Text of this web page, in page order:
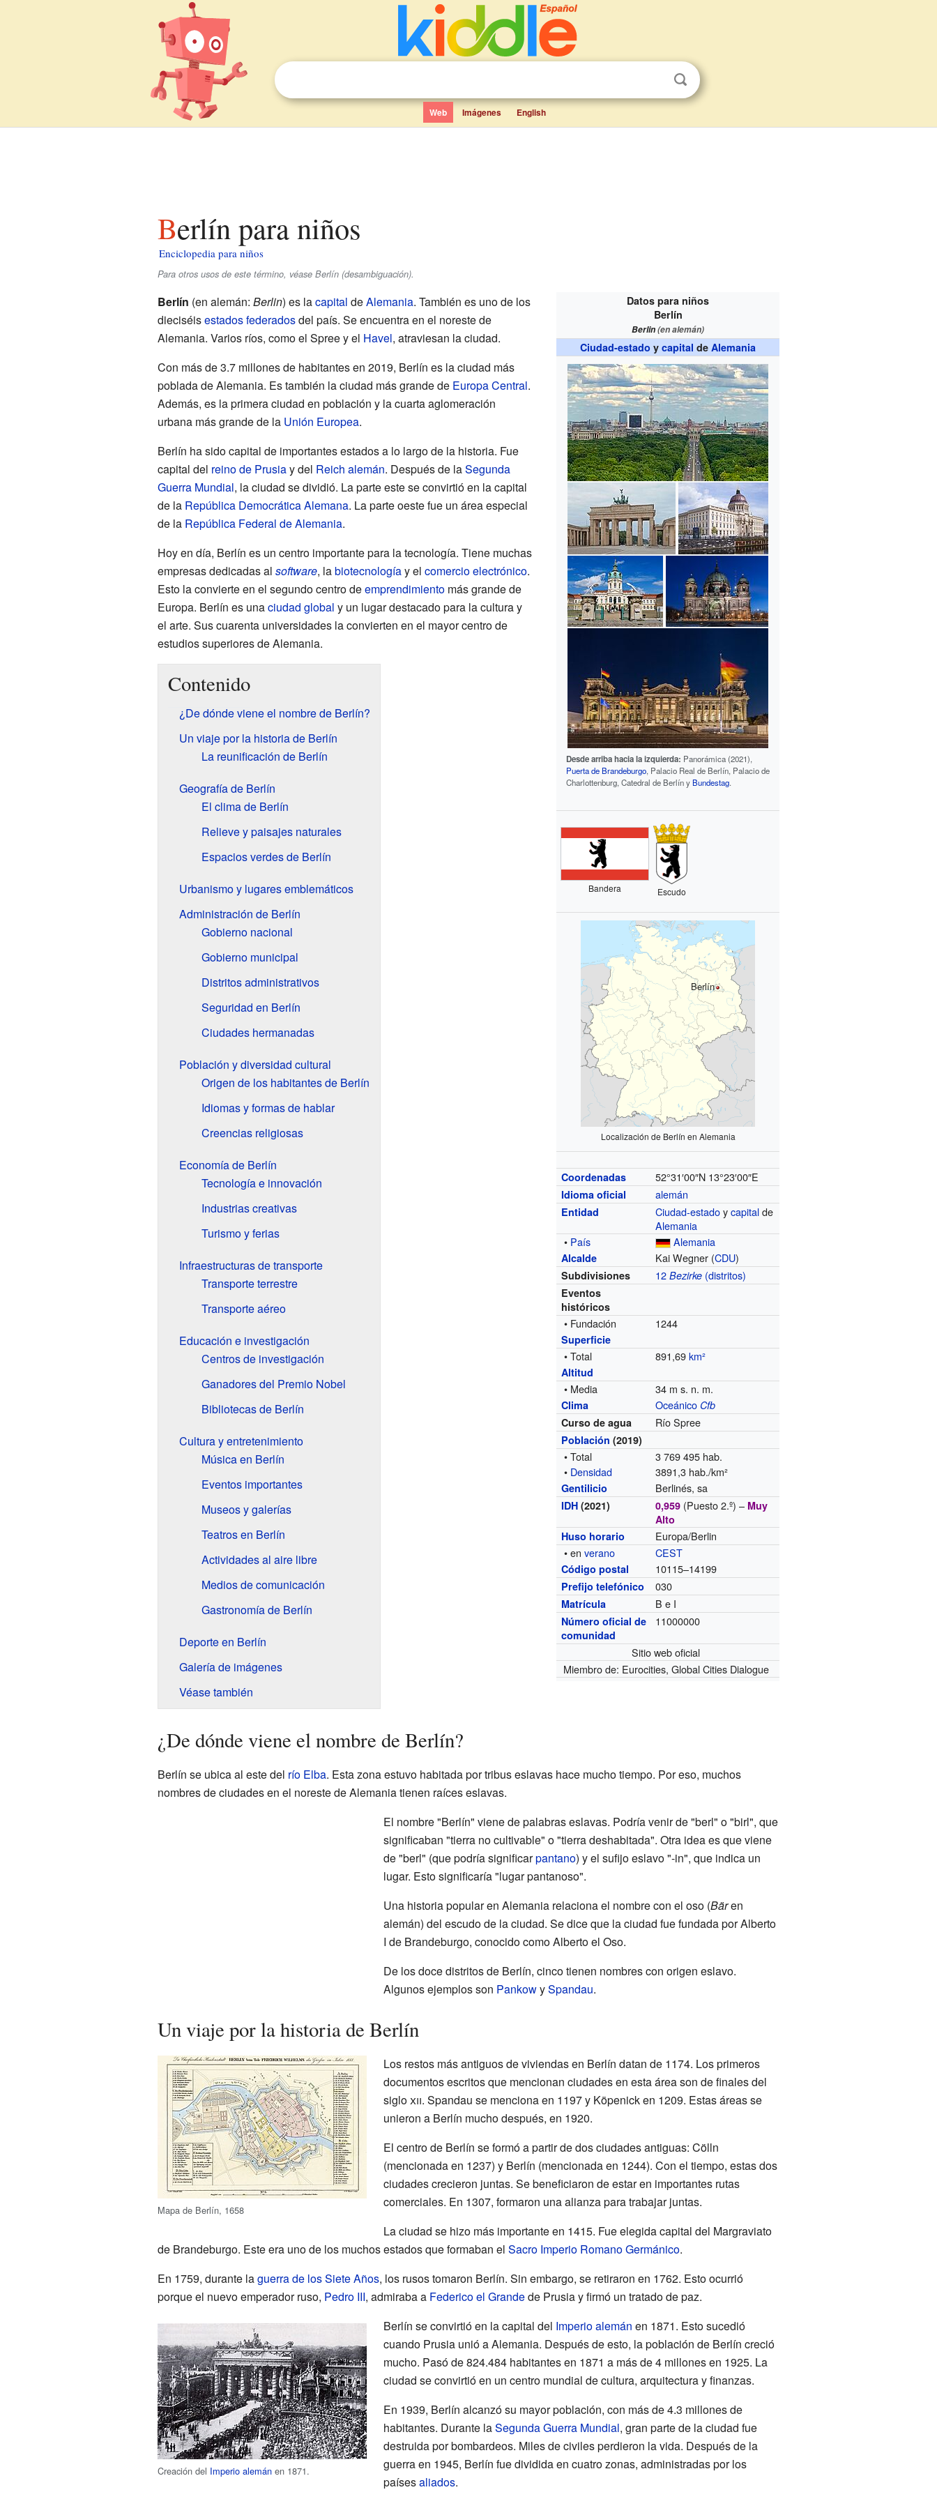
Web Imágenes English
Berlín para niños
Enciclopedia para niños
Para otros usos de este término, véase Berlín (desambiguación).
Datos para niños
Berlín
Berlin(en alemán)
Ciudad-estado ycapital deAlemania
Desde arriba hacia la izquierda: Panorámica (2021),
Puerta de Brandeburgo, Palacio Real de Berlín, Palacio de
Charlottenburg, Catedral de Berlín y Bundestag.
Bandera Escudo
Berlín
Localización de Berlín en Alemania
Coordenadas 52°31′00″N 13°23′00″E
Idioma oficial alemán
Entidad Ciudad-estadoycapitalde
Alemania
• País Alemania
Alcalde Kai Wegner (CDU)
Subdivisiones 12Bezirke (distritos)
Eventos
históricos
• Fundación 1244
Superficie
• Total 891,69km²
Altitud
• Media 34 m s. n. m.
Clima Oceánico Cfb
Curso de agua
Río Spree
Población (2019)
• Total
3 769 495 hab.
• Densidad 3891,3 hab./km²
Gentilicio Berlinés, sa
IDH (2021) 0,959 (Puesto 2.º) – Muy
Alto
Huso horario
Europa/Berlin
• enverano CEST
Código postal 10115–14199
Prefijo telefónico 030
Matrícula B e I
Número oficial de
comunidad
11000000
Sitio web oficial
Miembro de: Eurocities, Global Cities Dialogue
Berlín (en alemán: Berlin) es lacapital deAlemania. También es uno de los
dieciséisestados federadosdel país. Se encuentra en el noreste de
Alemania. Varios ríos, como el Spree y el Havel, atraviesan la ciudad.
Con más de 3.7 millones de habitantes en 2019, Berlín es la ciudad más
poblada de Alemania. Es también la ciudad más grande de Europa Central.
Además, es la primera ciudad en población y la cuarta aglomeración
urbana más grande de la Unión Europea.
Berlín ha sido capital de importantes estados a lo largo de la historia. Fue
capital del reino de Prusiay del Reich alemán. Después de laSegunda
Guerra Mundial, la ciudad se dividió. La parte este se convirtió en la capital
de la República Democrática Alemana. La parte oeste fue un área especial
de la República Federal de Alemania.
Hoy en día, Berlín es un centro importante para la tecnología. Tiene muchas
empresas dedicadas al software, labiotecnologíay el comercio electrónico.
Esto la convierte en el segundo centro deemprendimientomás grande de
Europa. Berlín es unaciudad global y un lugar destacado para la cultura y
el arte. Sus cuarenta universidades la convierten en el mayor centro de
estudios superiores de Alemania.
Contenido
¿De dónde viene el nombre de Berlín?
Un viaje por la historia de Berlín
La reunificación de Berlín
Geografía de Berlín
El clima de Berlín
Relieve y paisajes naturales
Espacios verdes de Berlín
Urbanismo y lugares emblemáticos
Administración de Berlín
Gobierno nacional
Gobierno municipal
Distritos administrativos
Seguridad en Berlín
Ciudades hermanadas
Población y diversidad cultural
Origen de los habitantes de Berlín
Idiomas y formas de hablar
Creencias religiosas
Economía de Berlín
Tecnología e innovación
Industrias creativas
Turismo y ferias
Infraestructuras de transporte
Transporte terrestre
Transporte aéreo
Educación e investigación
Centros de investigación
Ganadores del Premio Nobel
Bibliotecas de Berlín
Cultura y entretenimiento
Música en Berlín
Eventos importantes
Museos y galerías
Teatros en Berlín
Actividades al aire libre
Medios de comunicación
Gastronomía de Berlín
Deporte en Berlín
Galería de imágenes
Véase también
¿De dónde viene el nombre de Berlín?
Berlín se ubica al este del río Elba. Esta zona estuvo habitada por tribus eslavas hace mucho tiempo. Por eso, muchos
nombres de ciudades en el noreste de Alemania tienen raíces eslavas.
El nombre "Berlín" viene de palabras eslavas. Podría venir de "berl" o "birl", que
significaban "tierra no cultivable" o "tierra deshabitada". Otra idea es que viene
de "berl" (que podría significarpantano) y el sufijo eslavo "-in", que indica un
lugar. Esto significaría "lugar pantanoso".
Una historia popular en Alemania relaciona el nombre con el oso (Bären
alemán) del escudo de la ciudad. Se dice que la ciudad fue fundada por Alberto
I de Brandeburgo, conocido como Alberto el Oso.
De los doce distritos de Berlín, cinco tienen nombres con origen eslavo.
Algunos ejemplos son PankowySpandau.
Un viaje por la historia de Berlín
Mapa de Berlín, 1658
Los restos más antiguos de viviendas en Berlín datan de 1174. Los primeros
documentos escritos que mencionan ciudades en esta área son de finales del
sigloxii. Spandau se menciona en 1197 y Köpenick en 1209. Estas áreas se
unieron a Berlín mucho después, en 1920.
El centro de Berlín se formó a partir de dos ciudades antiguas: Cölln
(mencionada en 1237) y Berlín (mencionada en 1244). Con el tiempo, estas dos
ciudades crecieron juntas. Se beneficiaron de estar en importantes rutas
comerciales. En 1307, formaron una alianza para trabajar juntas.
La ciudad se hizo más importante en 1415. Fue elegida capital del Margraviato
de Brandeburgo. Este era uno de los muchos estados que formaban el Sacro Imperio Romano Germánico.
En 1759, durante laguerra de los Siete Años, los rusos tomaron Berlín. Sin embargo, se retiraron en 1762. Esto ocurrió
porque el nuevo emperador ruso, Pedro III, admiraba a Federico el Grandede Prusia y firmó un tratado de paz.
Creación del Imperio alemánen 1871.
Berlín se convirtió en la capital del Imperio alemán en 1871. Esto sucedió
cuando Prusia unió a Alemania. Después de esto, la población de Berlín creció
mucho. Pasó de 824.484 habitantes en 1871 a más de 4 millones en 1925. La
ciudad se convirtió en un centro mundial de cultura, arquitectura y finanzas.
En 1939, Berlín alcanzó su mayor población, con más de 4.3 millones de
habitantes. Durante laSegunda Guerra Mundial, gran parte de la ciudad fue
destruida por bombardeos. Miles de civiles perdieron la vida. Después de la
guerra en 1945, Berlín fue dividida en cuatro zonas, administradas por los
paísesaliados.